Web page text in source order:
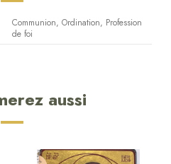
Communion, Ordination, Profession
de foi
aussi